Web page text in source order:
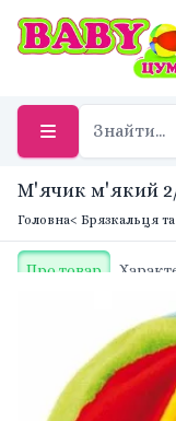
М'ячик м'який
Головна< Брязкальця та
Про товар